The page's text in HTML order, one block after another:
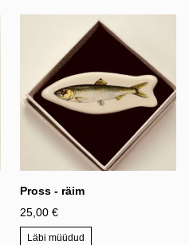
Pross - räim
25,00 €
Läbi müüdud